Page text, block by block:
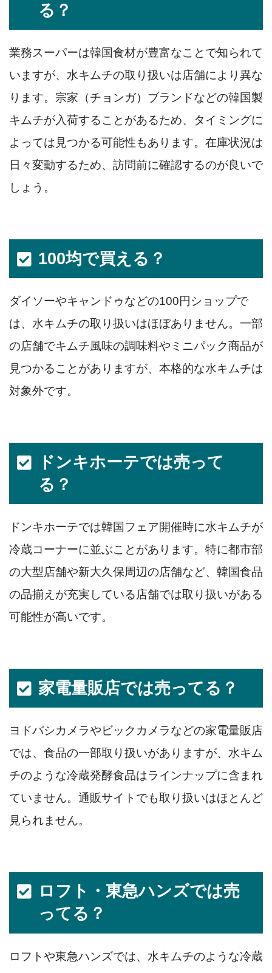
る？
業務スーパーは韓国食材が豊富なことで知られて
いますが、水キムチの取り扱いは店舗により異な
ります。宗家（チョンガ）ブランドなどの韓国製
キムチが入荷することがあるため、タイミングに
よっては見つかる可能性もあります。在庫状況は
日々変動するため、訪問前に確認するのが良いで
しょう。
100均で買える？
ダイソーやキャンドゥなどの100円ショップで
は、水キムチの取り扱いはほぼありません。一部
の店舗でキムチ風味の調味料やミニパック商品が
見つかることがありますが、本格的な水キムチは
対象外です。
ドンキホーテでは売って
る？
ドンキホーテでは韓国フェア開催時に水キムチが
冷蔵コーナーに並ぶことがあります。特に都市部
の大型店舗や新大久保周辺の店舗など、韓国食品
の品揃えが充実している店舗では取り扱いがある
可能性が高いです。
家電量販店では売ってる？
ヨドバシカメラやビックカメラなどの家電量販店
では、食品の一部取り扱いがありますが、水キム
チのような冷蔵発酵食品はラインナップに含まれ
ていません。通販サイトでも取り扱いはほとんど
見られません。
ロフト・東急ハンズでは売
ってる？
ロフトや東急ハンズでは、水キムチのような冷蔵